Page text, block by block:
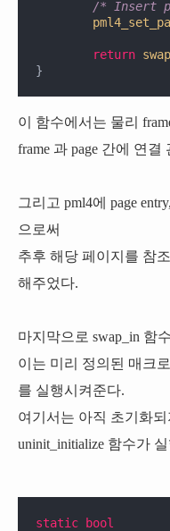
/* Insert
return
}
이 함수에서는 물리
frame 과 page 간에 연
그리고 pml4에 page
으로써
추후 해당 페이지를 참
해주었다.
마지막으로 swap_in 함
이는 미리 정의된 매크
를 실행시켜준다.
여기서는 아직 초기화
uninit_initialize 함수가
static
bool